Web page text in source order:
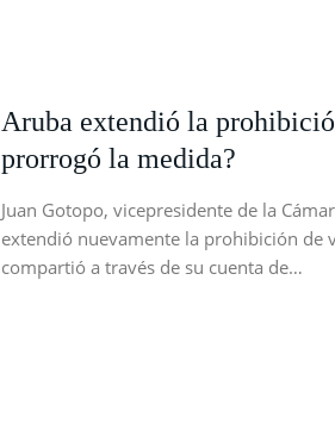
Aruba extendió la
prorrogó la medida?
Juan Gotopo, vicepresidente de la
extendió nuevamente la prohibición de
compartió a través de su cuenta de…